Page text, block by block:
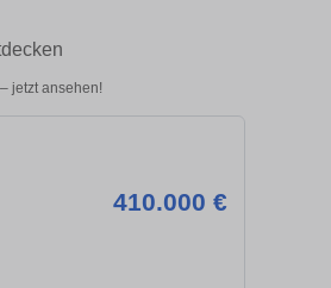
jetzt ansehen!
410.000 €